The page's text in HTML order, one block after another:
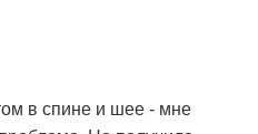
в спине и шее - мне